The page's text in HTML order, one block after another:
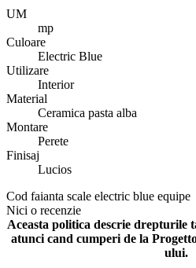
UM
mp
Culoare
Electric Blue
Utilizare
Interior
Material
Ceramica pasta alba
Montare
Perete
Finisaj
Lucios
Cod faianta scale electric blue equipe
Nici o recenzie
Aceasta politica descrie drepturile
atunci cand cumperi de la
ului.